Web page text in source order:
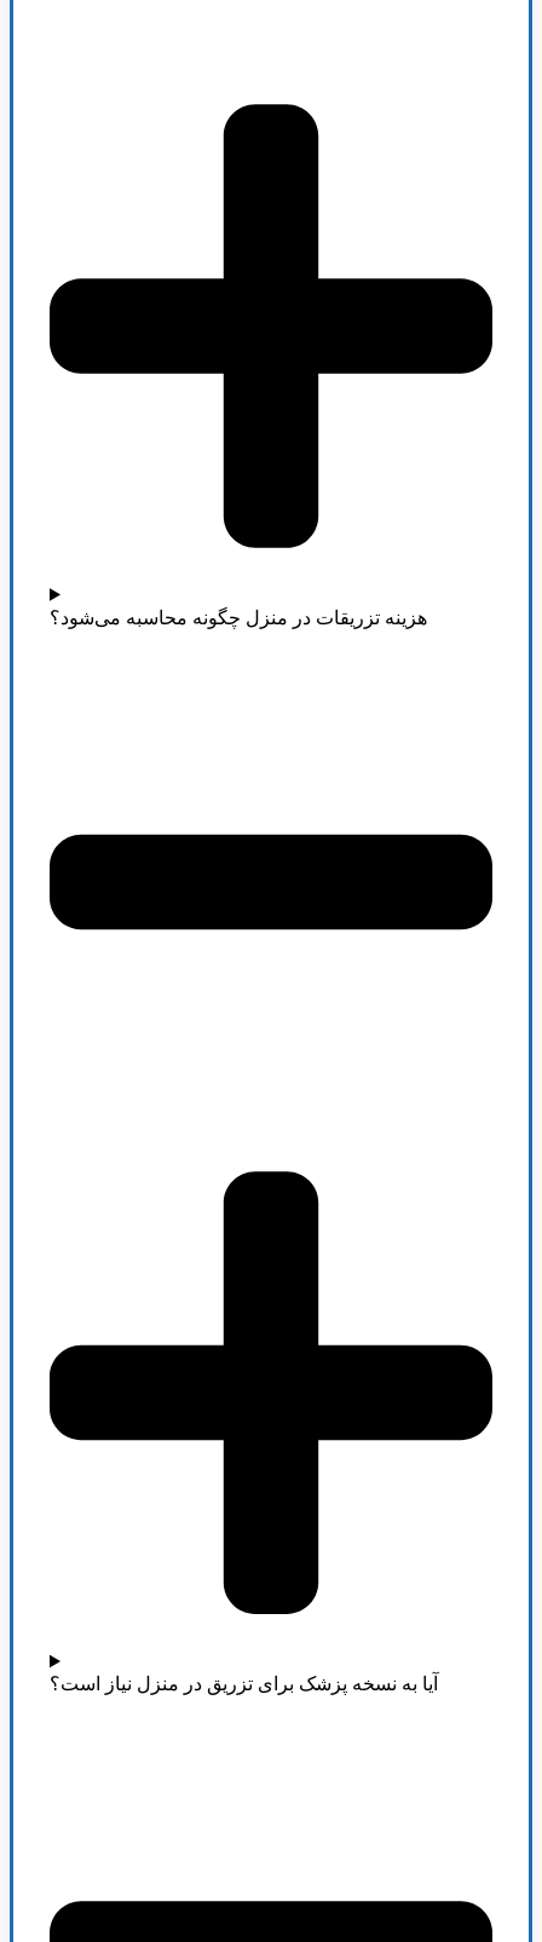
هزینه تزریقات در منزل چگونه محاسبه می‌شود؟
آیا به نسخه پزشک برای تزریق در منزل نیاز است؟